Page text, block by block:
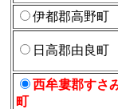
伊都郡高野町
日高郡由良町
西牟婁郡すさ
町